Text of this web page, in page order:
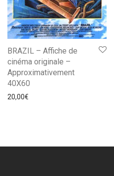
BRAZIL – Affiche de
cinéma originale –
Approximativement
40X60
20,00€